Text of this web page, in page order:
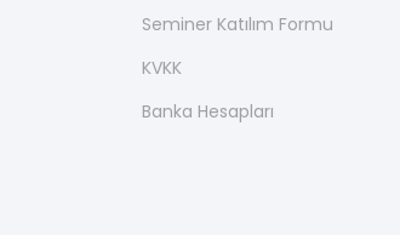
Seminer Katılım Formu
KVKK
Banka Hesapları